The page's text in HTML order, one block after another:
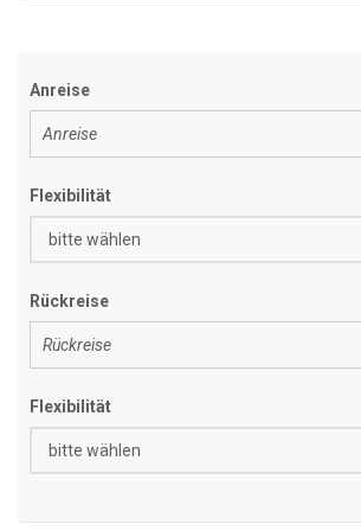
Anreise
Flexibilität
Rückreise
Flexibilität